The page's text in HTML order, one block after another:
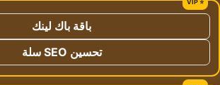
باقة باك لينك
تحسين SEO سلة